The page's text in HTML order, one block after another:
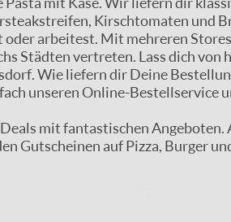
Kirschtomaten und
arbeitest. Mit mehreren
Städten vertreten. Lass dich
Wie liefern dir Deine
unseren Online-Bestellservice
mit fantastischen
Gutscheinen auf Pizza, Burger